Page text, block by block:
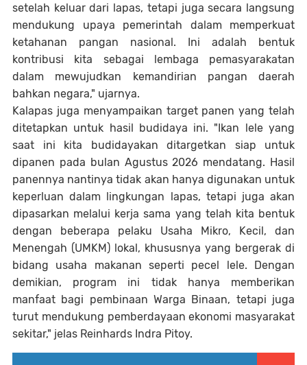
setelah keluar dari lapas, tetapi juga secara langsung
mendukung upaya pemerintah dalam memperkuat
ketahanan pangan nasional. Ini adalah bentuk
kontribusi kita sebagai lembaga pemasyarakatan
dalam mewujudkan kemandirian pangan daerah
bahkan negara," ujarnya.
Kalapas juga menyampaikan target panen yang telah
ditetapkan untuk hasil budidaya ini. "Ikan lele yang
saat ini kita budidayakan ditargetkan siap untuk
dipanen pada bulan Agustus 2026 mendatang. Hasil
panennya nantinya tidak akan hanya digunakan untuk
keperluan dalam lingkungan lapas, tetapi juga akan
dipasarkan melalui kerja sama yang telah kita bentuk
dengan beberapa pelaku Usaha Mikro, Kecil, dan
Menengah (UMKM) lokal, khususnya yang bergerak di
bidang usaha makanan seperti pecel lele. Dengan
demikian, program ini tidak hanya memberikan
manfaat bagi pembinaan Warga Binaan, tetapi juga
turut mendukung pemberdayaan ekonomi masyarakat
sekitar," jelas Reinhards Indra Pitoy.